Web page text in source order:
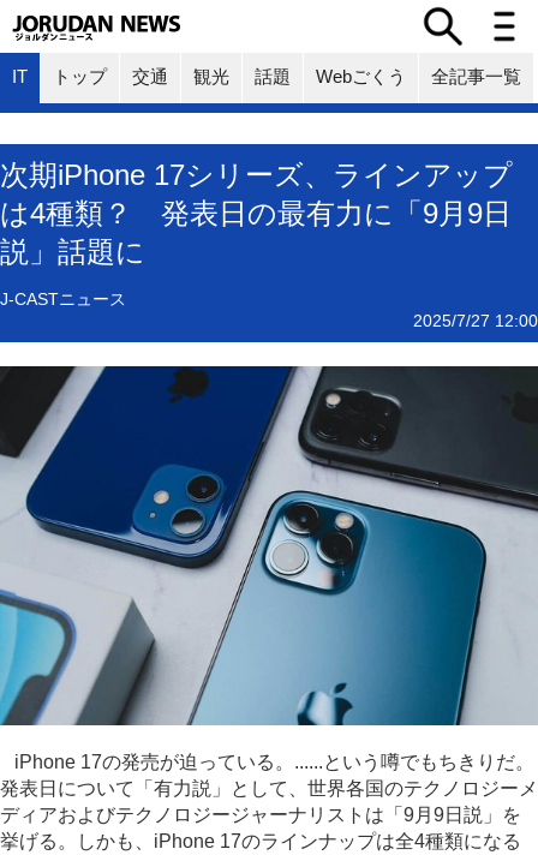
IT トップ 交通 観光 話題 Webごくう 全記事一覧
次期iPhone 17シリーズ、ラインアップ
は4種類？ 発表日の最有力に「9月9日
説」話題に
J-CASTニュース
2025/7/27 12:00
iPhone 17の発売が迫っている。......という噂でもちきりだ。
発表日について「有力説」として、世界各国のテクノロジーメ
ディアおよびテクノロジージャーナリストは「9月9日説」を
挙げる。しかも、iPhone 17のラインナップは全4種類になる